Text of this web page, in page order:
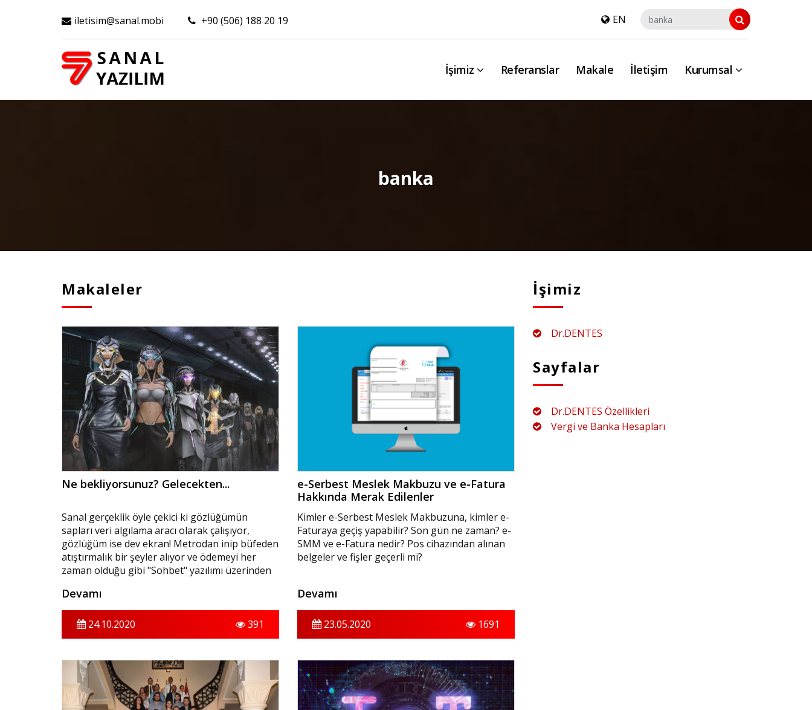
iletisim@sanal.mobi +90 (506) 188 20 19 EN
İşimiz Referanslar Makale İletişim Kurumsal
banka
İşimiz
Dr.DENTES
Sayfalar
Dr.DENTES Özellikleri
Vergi ve Banka Hesapları
Makaleler
Ne bekliyorsunuz? Gelecekten...
Sanal gerçeklik öyle çekici ki gözlüğümün
sapları veri algılama aracı olarak çalışıyor,
gözlüğüm ise dev ekran! Metrodan inip büfeden
atıştırmalık bir şeyler alıyor ve ödemeyi her
zaman olduğu gibi "Sohbet" yazılımı üzerinden
nakit para kullandığımı bile hatırlamıyordum.
Devamı
24.10.2020 391
e-Serbest Meslek Makbuzu ve e-Fatura
Hakkında Merak Edilenler
Kimler e-Serbest Meslek Makbuzuna, kimler e-
Faturaya geçiş yapabilir? Son gün ne zaman? e-
SMM ve e-Fatura nedir? Pos cihazından alınan
belgeler ve fişler geçerli mi?
Devamı
23.05.2020 1691